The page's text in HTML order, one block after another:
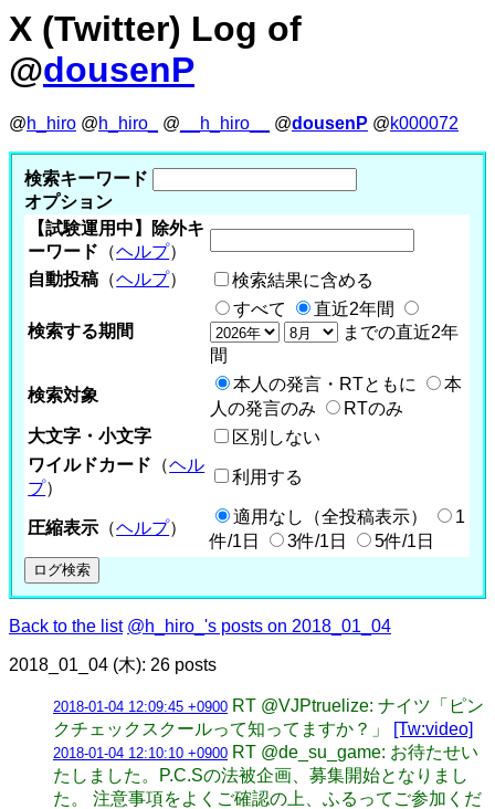
X (Twitter) Log of
@dousenP
@h_hiro @h_hiro_ @ __h_hiro__ @dousenP @k000072
検索キーワード
オプション
【試験運用中】除外キ
ーワード （ヘルプ）
自動投稿 （ヘルプ） 検索結果に含める
検索する期間
すべて
直近2年間
までの直近2年
間
検索対象
本人の発言・RTともに
本
人の発言のみ
RTのみ
大文字・小文字
区別しない
ワイルドカード （ヘル
プ）
利用する
圧縮表示 （ヘルプ）
適用なし（全投稿表示）
1
件/1日
3件/1日 5件/1日
Back to the list @h_hiro_'s posts on 2018_01_04
2018_01_04 (木): 26 posts
2018-01-04 12:09:45 +0900 RT @VJPtruelize: ナイツ「ピン
クチェックスクールって知ってますか？」
[Tw:video]
2018-01-04 12:10:10 +0900 RT @de_su_game: お待たせい
たしました。P.C.Sの法被企画、募集開始となりまし
た。 注意事項をよくご確認の上、ふるってご参加くだ